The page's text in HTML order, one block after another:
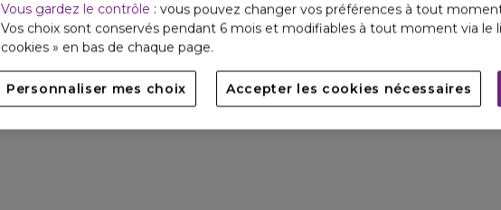
Vous gardez le contrôle : vous pouvez changer vos préférences à tout
Vos choix sont conservés pendant 6 mois et modifiables à tout moment via le
cookies » en bas de chaque page.
Personnaliser mes choix Accepter les cookies nécessaires